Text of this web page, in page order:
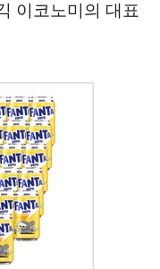
이코노미의 대표